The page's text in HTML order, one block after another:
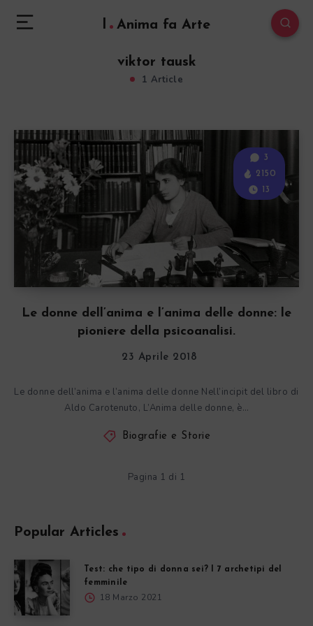
l Anima fa Arte
viktor tausk
1 Article
Le donne dell’anima e l’anima delle donne: le
pioniere della psicoanalisi.
3
2150
13
23 Aprile 2018
Le donne dell’anima e l’anima delle donne Nell’incipit del libro di
Aldo Carotenuto, L’Anima delle donne, è…
Biografie e Storie
Pagina 1 di 1
Popular Articles
Test: che tipo di donna sei? I 7 archetipi del
femminile
18 Marzo 2021